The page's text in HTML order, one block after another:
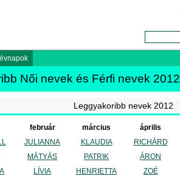
Női nevek és Férfi nevek 2012
Leggyakoribb nevek 2012
február
JULIANNA
MÁTYÁS
LÍVIA
március
KLAUDIA
PATRIK
HENRIETTA
április
RICHÁRD
ÁRON
ZOÉ